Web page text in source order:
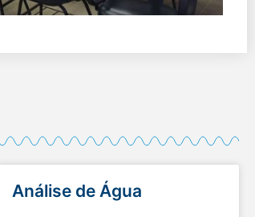
Análise de Água